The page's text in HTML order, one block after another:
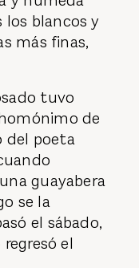
blancos y
más finas,
tuvo
de
del poeta
guayabera
se la
el sábado,
el